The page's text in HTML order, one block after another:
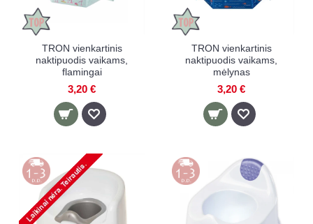
TRON vienkartinis
naktipuodis vaikams,
flamingai
3,20 €
TRON vienkartinis
naktipuodis vaikams,
mėlynas
3,20 €